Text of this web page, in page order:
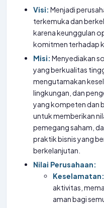
Visi: Menjadi
terkemuka dan
karena keunggulan
komitmen terhadap
Misi: Menyediakan
yang berkualitas
mengutamakan
lingkungan, dan
yang kompeten dan
untuk memberikan
pemegang saham,
praktik bisnis yang
berkelanjutan.
Nilai Perusahaan:
Keselamatan:
aktivitas,
aman bagi